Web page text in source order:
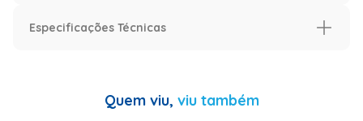
Especificações Técnicas
Quem viu, viu também